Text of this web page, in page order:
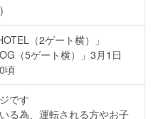
（2ゲート横）」
（5ゲート横）」3月1日
頃
です
る為、運転される方やお子